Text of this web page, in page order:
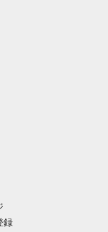
録